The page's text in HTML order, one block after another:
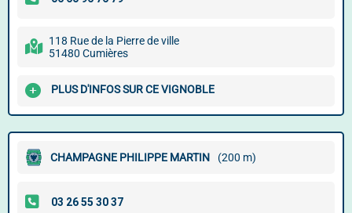
118 Rue de la Pierre de ville
51480 Cumières
PLUS D'INFOS SUR CE VIGNOBLE
CHAMPAGNE PHILIPPE MARTIN (200 m)